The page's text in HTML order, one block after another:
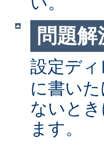
問題解
設定デ
に書い
ないと
ます。